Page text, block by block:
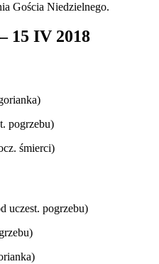
Gościa Niedzielnego.
15 IV 2018
pogrzebu)
śmierci)
uczest. pogrzebu)